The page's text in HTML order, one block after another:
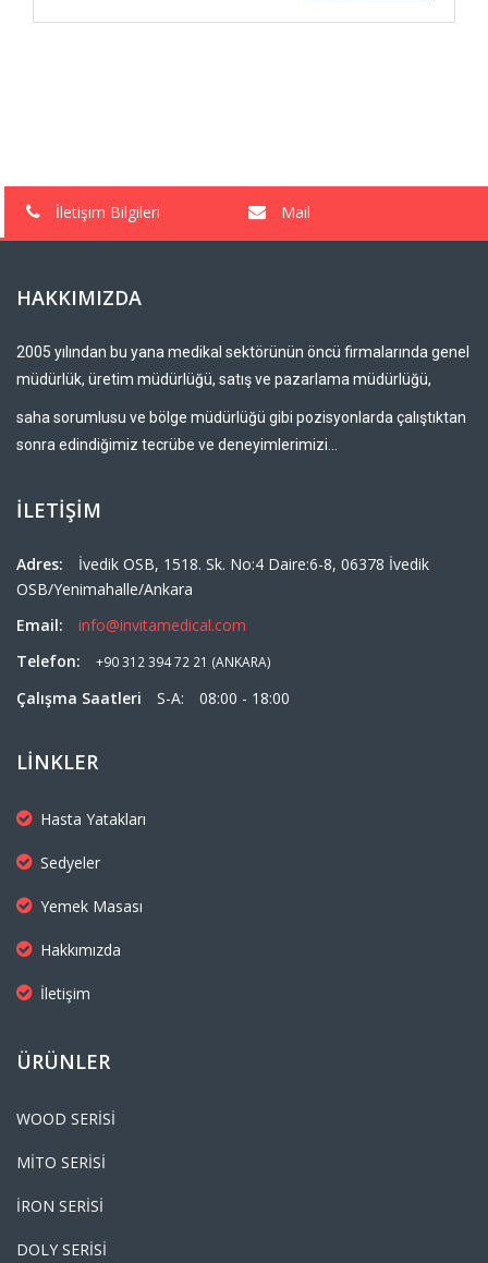
İletişim Bilgileri Mail
HAKKIMIZDA
2005 yılından bu yana medikal sektörünün öncü firmalarında genel
müdürlük, üretim müdürlüğü, satış ve pazarlama müdürlüğü,
saha sorumlusu ve bölge müdürlüğü gibi pozisyonlarda çalıştıktan
sonra edindiğimiz tecrübe ve deneyimlerimizi...
İLETİŞİM
Аdres:
İvedik OSB, 1518. Sk. No:4 Daire:6-8, 06378 İvedik
OSB/Yenimahalle/Ankara
Email:
info@invitamedical.com
Тelefon:
+90 312 394 72 21 (ANKARA)
Çalışma Saatleri S-A: 08:00 - 18:00
LİNKLER
Hasta Yatakları
Sedyeler
Yemek Masası
Hakkımızda
İletişim
ÜRÜNLER
WOOD SERİSİ
MİTO SERİSİ
İRON SERİSİ
DOLY SERİSİ